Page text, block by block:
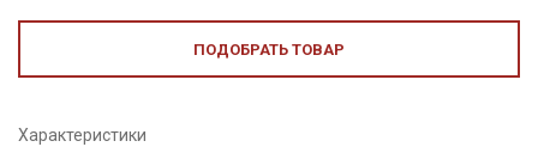
ПОДОБРАТЬ ТОВАР
Характеристики